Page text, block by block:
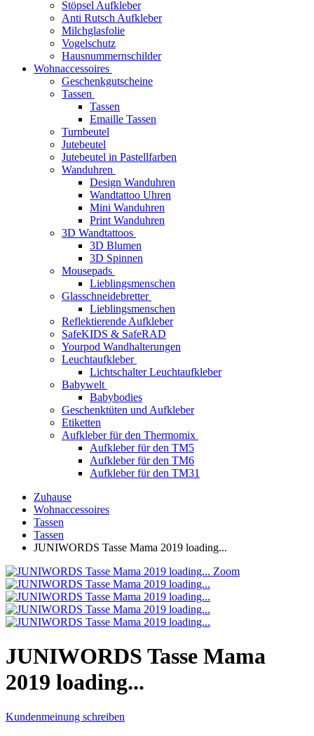
Stöpsel Aufkleber
Anti Rutsch Aufkleber
Milchglasfolie
Vogelschutz
Hausnummernschilder
Wohnaccessoires
Geschenkgutscheine
Tassen
Tassen
Emaille Tassen
Turnbeutel
Jutebeutel
Jutebeutel in Pastellfarben
Wanduhren
Design Wanduhren
Wandtattoo Uhren
Mini Wanduhren
Print Wanduhren
3D Wandtattoos
3D Blumen
3D Spinnen
Mousepads
Lieblingsmenschen
Glasschneidebretter
Lieblingsmenschen
Reflektierende Aufkleber
SafeKIDS & SafeRAD
Yourpod Wandhalterungen
Leuchtaufkleber
Lichtschalter Leuchtaufkleber
Babywelt
Babybodies
Geschenktüten und Aufkleber
Etiketten
Aufkleber für den Thermomix
Aufkleber für den TM5
Aufkleber für den TM6
Aufkleber für den TM31
Zuhause
Wohnaccessoires
Tassen
Tassen
JUNIWORDS Tasse Mama 2019 loading...
Zoom
JUNIWORDS Tasse Mama
2019 loading...
Kundenmeinung schreiben